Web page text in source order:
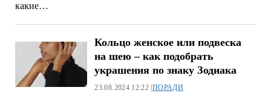
какие…
Кольцо женское или подвеска
на шею – как подобрать
украшения по знаку Зодиака
23.08.2024 12:22 | ПОРАДИ